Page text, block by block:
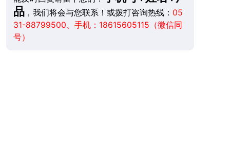
品，我们将会与您联系！或拨打咨询热线： 05
31-88799500、手机：18615605115（微信同
号）